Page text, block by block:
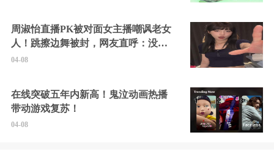
周淑怡直播PK被对面女主播嘲讽老女
人！跳擦边舞被封，网友直呼：没边
硬擦封的好！
04-08
在线突破五年内新高！鬼泣动画热播
带动游戏复苏！
04-08